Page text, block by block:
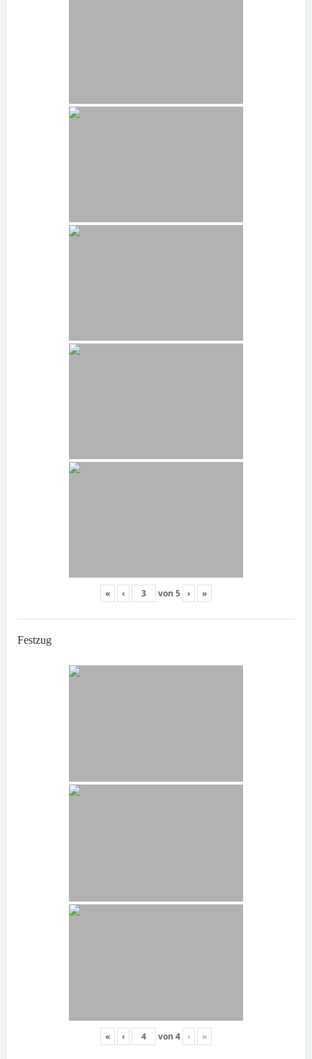
« ‹ von 5 › »
Festzug
« ‹ von 4 › »